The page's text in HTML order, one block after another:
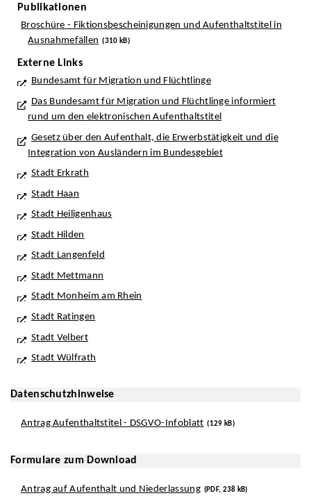
Publikationen
Broschüre - Fiktionsbescheinigungen und Aufenthaltstitel in
Ausnahmefällen (310 kB)
Externe Links
Bundesamt für Migration und Flüchtlinge
Das Bundesamt für Migration und Flüchtlinge informiert
rund um den elektronischen Aufenthaltstitel
Gesetz über den Aufenthalt, die Erwerbstätigkeit und die
Integration von Ausländern im Bundesgebiet
Stadt Erkrath
Stadt Haan
Stadt Heiligenhaus
Stadt Hilden
Stadt Langenfeld
Stadt Mettmann
Stadt Monheim am Rhein
Stadt Ratingen
Stadt Velbert
Stadt Wülfrath
Datenschutzhinweise
Antrag Aufenthaltstitel - DSGVO-Infoblatt (129 kB)
Formulare zum Download
Antrag auf Aufenthalt und Niederlassung (PDF, 238 kB)